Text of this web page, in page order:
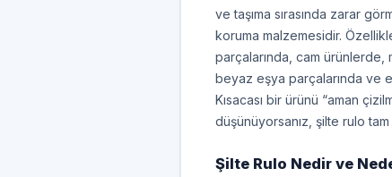
ve taşıma sırasında zarar
koruma malzemesidir.
parçalarında, cam
beyaz eşya parçalarında ve
Kısacası bir ürünü “aman
düşünüyorsanız, şilte rulo
Şilte Rulo Nedir ve